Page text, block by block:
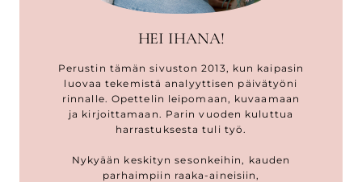
HEI IHANA!
Perustin tämän sivuston 2013, kun kaipasin
luovaa tekemistä analyyttisen päivätyöni
rinnalle. Opettelin leipomaan, kuvaamaan
ja kirjoittamaan. Parin vuoden kuluttua
harrastuksesta tuli työ.
Nykyään keskityn sesonkeihin, kauden
parhaimpiin raaka-aineisiin,